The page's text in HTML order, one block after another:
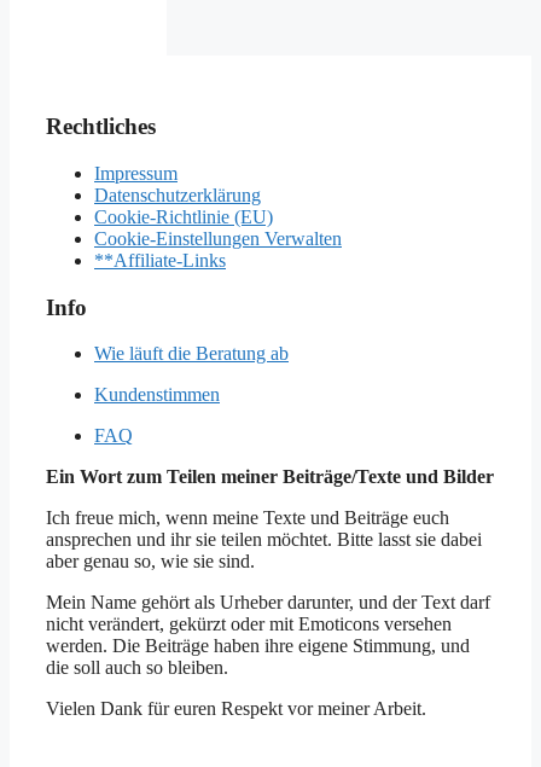
Rechtliches
Impressum
Datenschutzerklärung
Cookie-Richtlinie (EU)
Cookie-Einstellungen Verwalten
**Affiliate-Links
Info
Wie läuft die Beratung ab
Kundenstimmen
FAQ
Ein Wort zum Teilen meiner Beiträge/Texte und Bilder
Ich freue mich, wenn meine Texte und Beiträge euch
ansprechen und ihr sie teilen möchtet. Bitte lasst sie dabei
aber genau so, wie sie sind.
Mein Name gehört als Urheber darunter, und der Text darf
nicht verändert, gekürzt oder mit Emoticons versehen
werden. Die Beiträge haben ihre eigene Stimmung, und
die soll auch so bleiben.
Vielen Dank für euren Respekt vor meiner Arbeit.